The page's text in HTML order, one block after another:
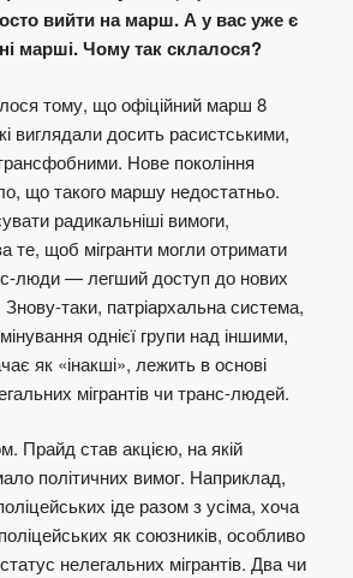
вийти на марш. А у вас уже є
марші. Чому так склалося?
тому, що офіційний марш 8
виглядали досить расистськими,
Нове покоління
що такого маршу недостатньо.
радикальніші вимоги,
те, щоб мігранти могли отримати
люди — легший доступ до нових
таки, патріархальна система,
однієї групи над іншими,
як «інакші», лежить в основі
мігрантів чи транс-людей.
Прайд став акцією, на якій
політичних вимог. Наприклад,
іде разом з усіма, хоча
як союзників, особливо
нелегальних мігрантів. Два чи